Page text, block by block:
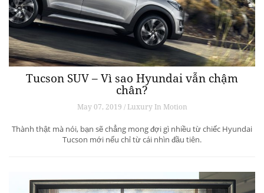
Tucson SUV – Vì sao Hyundai vẫn chậm
chân?
May 07, 2019 / Luxury In Motion
Thành thật mà nói, bạn sẽ chẳng mong đợi gì nhiều từ chiếc Hyundai
Tucson mới nếu chỉ từ cái nhìn đầu tiên.